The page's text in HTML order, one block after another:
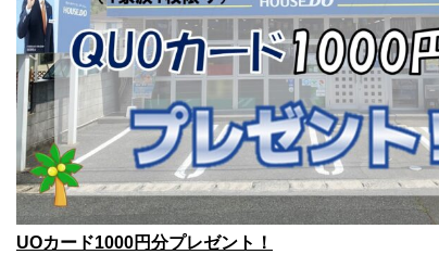
UOカード1000円分プレゼント！